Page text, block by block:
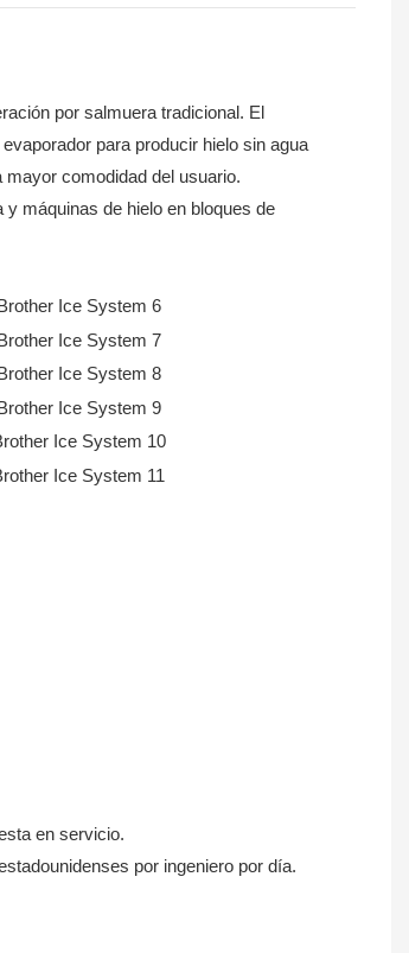
por salmuera tradicional. El
para producir hielo sin agua
comodidad del usuario.
máquinas de hielo en bloques de
en servicio.
por ingeniero por día.